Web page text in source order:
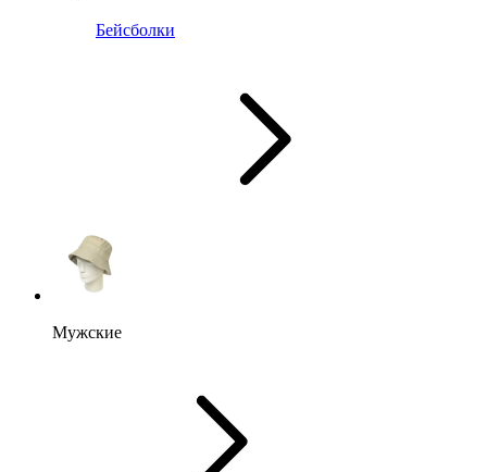
Бейсболки
Мужские